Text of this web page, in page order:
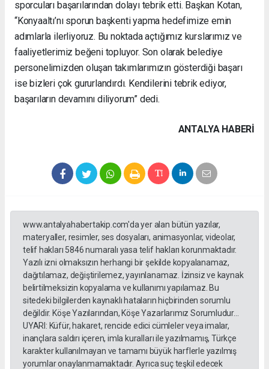
sporcuları başarılarından dolayı tebrik etti. Başkan Kotan,
“Konyaaltı’nı sporun başkenti yapma hedefimize emin
adımlarla ilerliyoruz. Bu noktada açtığımız kurslarımız ve
faaliyetlerimiz beğeni topluyor. Son olarak belediye
personelimizden oluşan takımlarımızın gösterdiği başarı
ise bizleri çok gururlandırdı. Kendilerini tebrik ediyor,
başarıların devamını diliyorum” dedi.
ANTALYA HABERİ
www.antalyahabertakip.com'da yer alan bütün yazılar,
materyaller, resimler, ses dosyaları, animasyonlar, videolar,
telif hakları 5846 numaralı yasa telif hakları korunmaktadır.
Yazılı izni olmaksızın herhangi bir şekilde kopyalanamaz,
dağıtılamaz, değiştirilemez, yayınlanamaz. İzinsiz ve kaynak
belirtilmeksizin kopyalama ve kullanımı yapılamaz. Bu
sitedeki bilgilerden kaynaklı hataların hiçbirinden sorumlu
değildir. Köşe Yazılarından, Köşe Yazarlarımız Sorumludur...
UYARI: Küfür, hakaret, rencide edici cümleler veya imalar,
inançlara saldırı içeren, imla kuralları ile yazılmamış, Türkçe
karakter kullanılmayan ve tamamı büyük harflerle yazılmış
yorumlar onaylanmamaktadır. Ayrıca suç teşkil edecek